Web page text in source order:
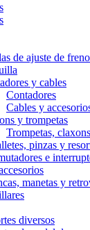
de ajuste de
y cables
Contadores
Cables y
y trompetas
Trompetas, claxons
pinzas y
e
manetas y
diversos